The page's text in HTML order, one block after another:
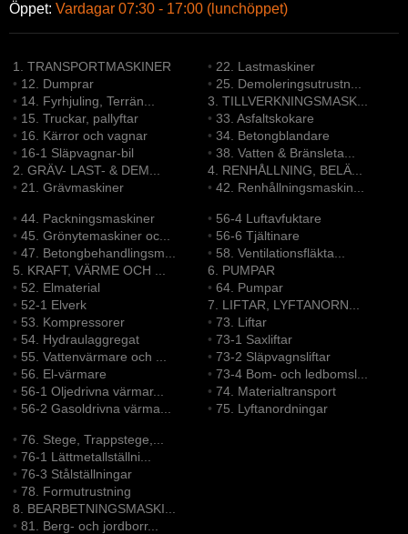
Öppet: Vardagar 07:30 - 17:00 (lunchöppet)
1. TRANSPORTMASKINER
• 12. Dumprar
• 14. Fyrhjuling, Terrän...
• 15. Truckar, pallyftar
• 16. Kärror och vagnar
• 16-1 Släpvagnar-bil
2. GRÄV- LAST- & DEM...
• 21. Grävmaskiner
• 22. Lastmaskiner
• 25. Demoleringsutrustn...
3. TILLVERKNINGSMASK...
•33. Asfaltskokare
•34. Betongblandare
•38. Vatten & Bränsleta...
4. RENHÅLLNING, BELÄ...
•42. Renhållningsmaskin...
•44. Packningsmaskiner
•45. Grönytemaskiner oc...
•47. Betongbehandlingsm...
5. KRAFT, VÄRME OCH ...
• 52. Elmaterial
• 52-1 Elverk
• 53. Kompressorer
• 54. Hydraulaggregat
• 55. Vattenvärmare och ...
• 56. El-värmare
• 56-1 Oljedrivna värmar...
• 56-2 Gasoldrivna värma...
• 56-4 Luftavfuktare
• 56-6 Tjältinare
• 58. Ventilationsfläkta...
6. PUMPAR
•64. Pumpar
7. LIFTAR, LYFTANORN...
•73. Liftar
•73-1 Saxliftar
•73-2 Släpvagnsliftar
•73-4 Bom- och ledbomsl...
•74. Materialtransport
•75. Lyftanordningar
•76. Stege, Trappstege,...
•76-1 Lättmetallställni...
•76-3 Stålställningar
•78. Formutrustning
8. BEARBETNINGSMASKI...
•81. Berg- och jordborr...